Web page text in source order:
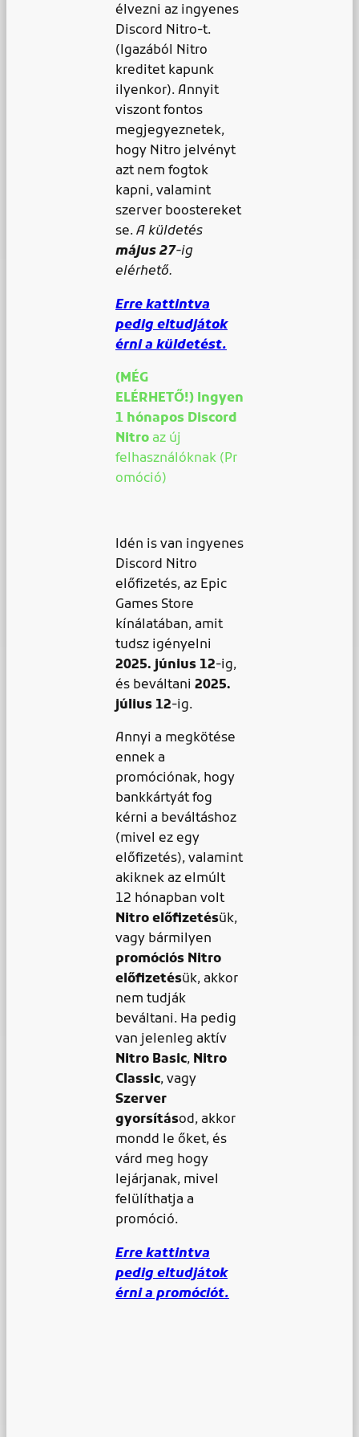
élvezni az ingyenes
Discord Nitro-t.
(Igazából Nitro
kreditet kapunk
ilyenkor). Annyit
viszont fontos
megjegyeznetek,
hogy Nitro jelvényt
azt nem fogtok
kapni, valamint
szerver boostereket
se.A küldetés
május 27-ig
elérhető.
Erre kattintva
pedig eltudjátok
érni a küldetést.
(MÉG
ELÉRHETŐ!) Ingyen
1 hónapos Discord
Nitro az új
felhasználóknak (Pr
omóció)
Idén is van ingyenes
Discord Nitro
előfizetés, az Epic
Games Store
kínálatában, amit
tudsz igényelni
2025. június 12-ig,
és beváltani 2025.
július 12-ig.
Annyi a megkötése
ennek a
promóciónak, hogy
bankkártyát fog
kérni a beváltáshoz
(mivel ez egy
előfizetés), valamint
akiknek az elmúlt
12 hónapban volt
Nitro előfizetésük,
vagy bármilyen
promóciós Nitro
előfizetésük, akkor
nem tudják
beváltani. Ha pedig
van jelenleg aktív
Nitro Basic, Nitro
Classic, vagy
Szerver
gyorsításod, akkor
mondd le őket, és
várd meg hogy
lejárjanak, mivel
felülíthatja a
promóció.
Erre kattintva
pedig eltudjátok
érni a promóciót.